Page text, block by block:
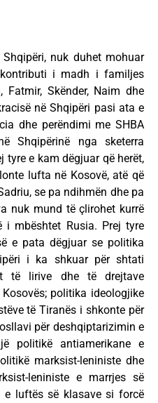
nuk duhet mohuar
i madh i familjes
Fatmir, Skënder, Naim dhe
në Shqipëri pasi ata e
dhe perëndimi me SHBA
Shqipërinë nga sketerra
tyre e kam dëgjuar që herët,
lufta në Kosovë, atë që
se pa ndihmën dhe pa
nuk mund të çlirohet kurrë
i mbështet Rusia. Prej tyre
e pata dëgjuar se politika
i ka shkuar për shtati
të lirive dhe të drejtave
politika ideologjike
të Tiranës i shkonte për
për deshqiptarizimin e
politikë antiamerikane e
marksist-leniniste dhe
leniniste e marrjes së
luftës së klasave si forcë